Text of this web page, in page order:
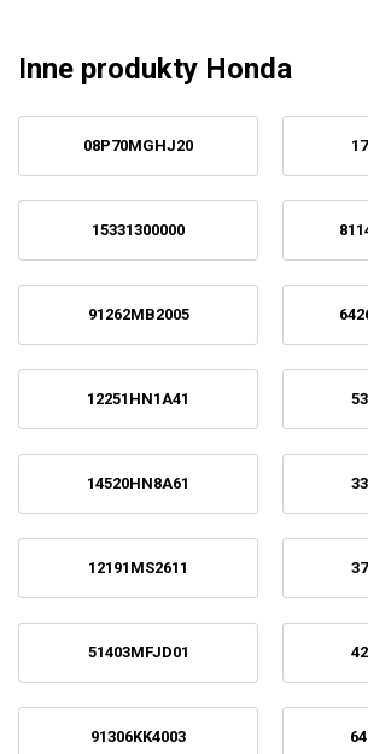
Inne produkty Honda
08P70MGHJ20
15331300000
91262MB2005
12251HN1A41
14520HN8A61
12191MS2611
51403MFJD01
91306KK4003